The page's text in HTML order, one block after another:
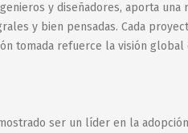
y diseñadores, aporta una
y bien pensadas. Cada
tomada refuerce la visión
ser un líder en la